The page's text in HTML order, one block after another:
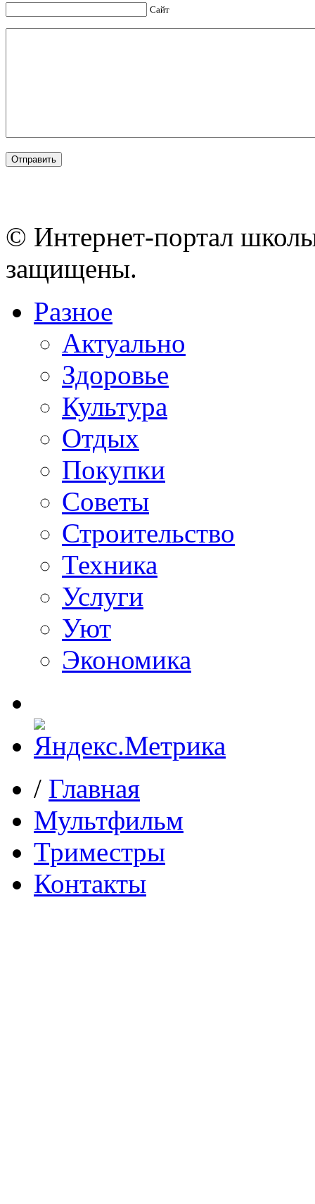
Сайт
© Интернет-портал
защищены.
Разное
Актуально
Здоровье
Культура
Отдых
Покупки
Советы
Строительство
Техника
Услуги
Уют
Экономика
/ Главная
Мультфильм
Триместры
Контакты